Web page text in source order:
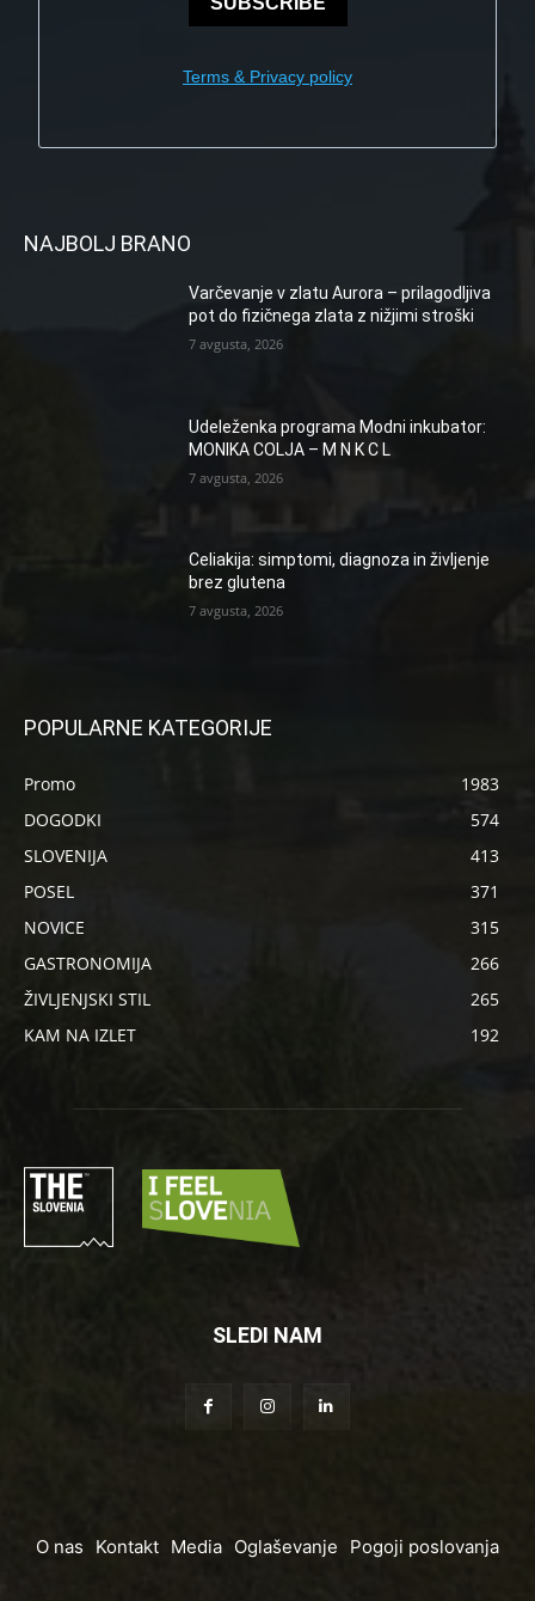
Terms & Privacy policy
NAJBOLJ BRANO
Varčevanje v zlatu Aurora – prilagodljiva
pot do fizičnega zlata z nižjimi stroški
7 avgusta, 2026
Udeleženka programa Modni inkubator:
MONIKA COLJA – M N K C L
7 avgusta, 2026
Celiakija: simptomi, diagnoza in življenje
brez glutena
7 avgusta, 2026
POPULARNE KATEGORIJE
Promo
1983
DOGODKI
574
SLOVENIJA
413
POSEL
371
NOVICE
315
GASTRONOMIJA
266
ŽIVLJENJSKI STIL
265
KAM NA IZLET
192
SLEDI NAM
O nas Kontakt Media Oglaševanje Pogoji poslovanja